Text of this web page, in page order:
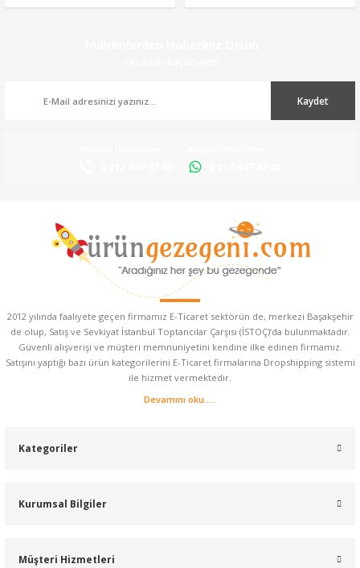
Kaydet
2012 yılında faaliyete geçen firmamız E-Ticaret sektörün de, merkezi Başakşehir
de olup, Satış ve Sevkiyat İstanbul Toptancılar Çarşısı (İSTOÇ)’da bulunmaktadır.
Güvenli alışverişi ve müşteri memnuniyetini kendine ilke edinen firmamız.
Satışını yaptığı bazı ürün kategorilerini E-Ticaret firmalarına Dropshipping sistemi
ile hizmet vermektedir.
Devamını oku.....
Kategoriler
Kurumsal Bilgiler
Müşteri Hizmetleri